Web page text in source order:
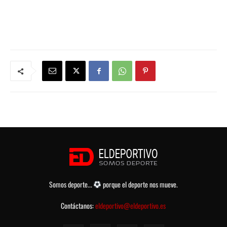
Somos deporte...
porque el deporte nos mueve.
Contáctanos:eldeportivo@eldeportivo.es